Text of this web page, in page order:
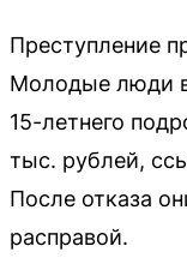
Преступление
Молодые люди
15-летнего
тыс. рублей,
После отказа
расправой.